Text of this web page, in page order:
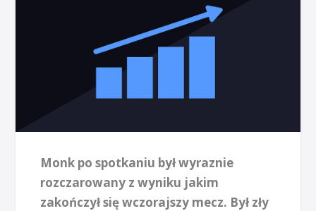
Monk po spotkaniu był wyraznie
rozczarowany z wyniku jakim
zakończył się wczorajszy mecz. Był zły